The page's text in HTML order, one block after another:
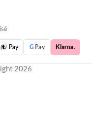
 Pay G Pay Klarna.
2026